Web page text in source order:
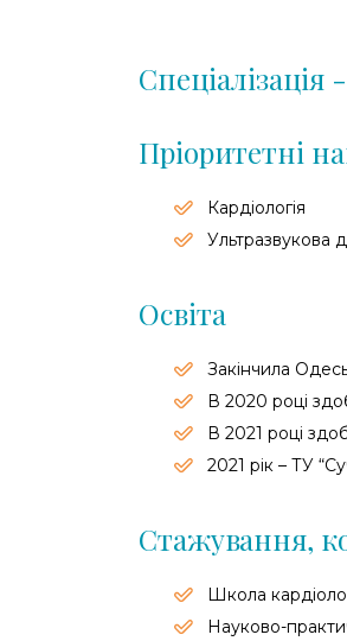
Спеціалізація
Пріоритетні
Кардіологія
Ультразвукова
Освіта
Закінчила
В 2020 році
В 2021 році
2021 рік – ТУ
Стажування,
Школа
Науково-